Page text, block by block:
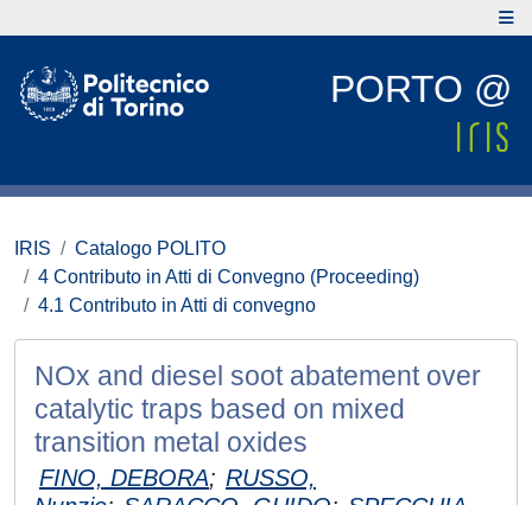
PORTO @
IRIS
Catalogo POLITO
4 Contributo in Atti di Convegno (Proceeding)
4.1 Contributo in Atti di convegno
NOx and diesel soot abatement over
catalytic traps based on mixed
transition metal oxides
FINO, DEBORA; RUSSO,